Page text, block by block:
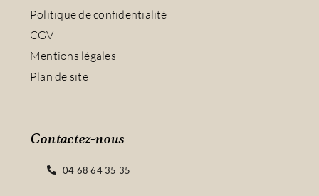
Politique de confidentialité
CGV
Mentions légales
Plan de site
Contactez-nous
04 68 64 35 35